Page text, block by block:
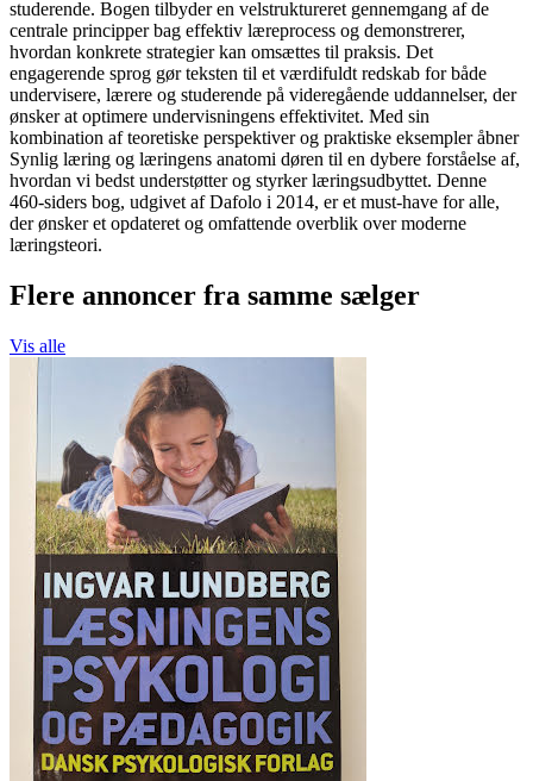
studerende. Bogen tilbyder en velstruktureret gennemgang af de
centrale principper bag effektiv læreprocess og demonstrerer,
hvordan konkrete strategier kan omsættes til praksis. Det
engagerende sprog gør teksten til et værdifuldt redskab for både
undervisere, lærere og studerende på videregående uddannelser, der
ønsker at optimere undervisningens effektivitet. Med sin
kombination af teoretiske perspektiver og praktiske eksempler åbner
Synlig læring og læringens anatomi døren til en dybere forståelse af,
hvordan vi bedst understøtter og styrker læringsudbyttet. Denne
460-siders bog, udgivet af Dafolo i 2014, er et must-have for alle,
der ønsker et opdateret og omfattende overblik over moderne
læringsteori.
Flere annoncer fra samme sælger
Vis alle